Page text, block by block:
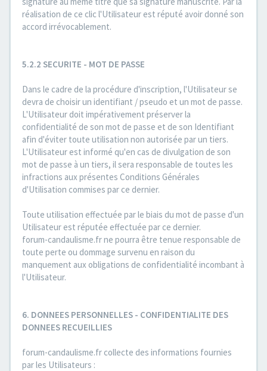
réalisation de ce clic l'Utilisateur est réputé avoir donné son
accord irrévocablement.
5.2.2 SECURITE - MOT DE PASSE
Dans le cadre de la procédure d'inscription, l'Utilisateur se
devra de choisir un identifiant / pseudo et un mot de passe.
L'Utilisateur doit impérativement préserver la
confidentialité de son mot de passe et de son Identifiant
afin d'éviter toute utilisation non autorisée par un tiers.
L'Utilisateur est informé qu'en cas de divulgation de son
mot de passe à un tiers, il sera responsable de toutes les
infractions aux présentes Conditions Générales
d'Utilisation commises par ce dernier.
Toute utilisation effectuée par le biais du mot de passe d'un
Utilisateur est réputée effectuée par ce dernier.
forum-candaulisme.fr ne pourra être tenue responsable de
toute perte ou dommage survenu en raison du
manquement aux obligations de confidentialité incombant à
l'Utilisateur.
6. DONNEES PERSONNELLES - CONFIDENTIALITE DES
DONNEES RECUEILLIES
forum-candaulisme.fr collecte des informations fournies
par les Utilisateurs :